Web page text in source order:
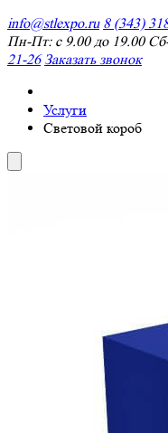
info@stlexpo.ru 8 (343)
Пн-Пт: с 9.00 до 19.00
21-26 Заказать звонок
Услуги
Световой короб